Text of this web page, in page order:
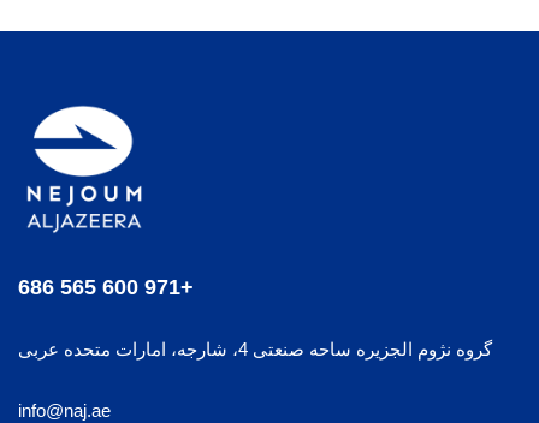
+971 600 565 686
گروه نژوم الجزیره ساحه صنعتی 4، شارجه، امارات متحده عربی
info@naj.ae